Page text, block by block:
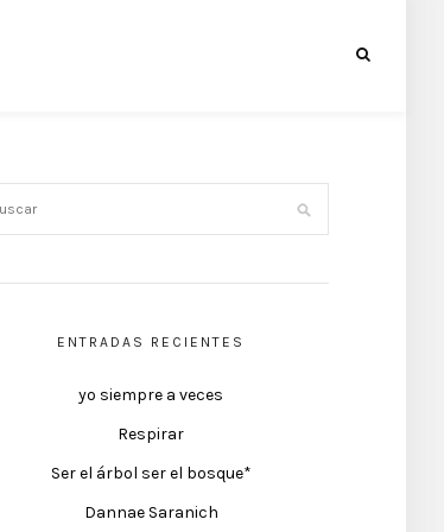
ENTRADAS RECIENTES
yo siempre a veces
Respirar
Ser el árbol ser el bosque*
Dannae Saranich